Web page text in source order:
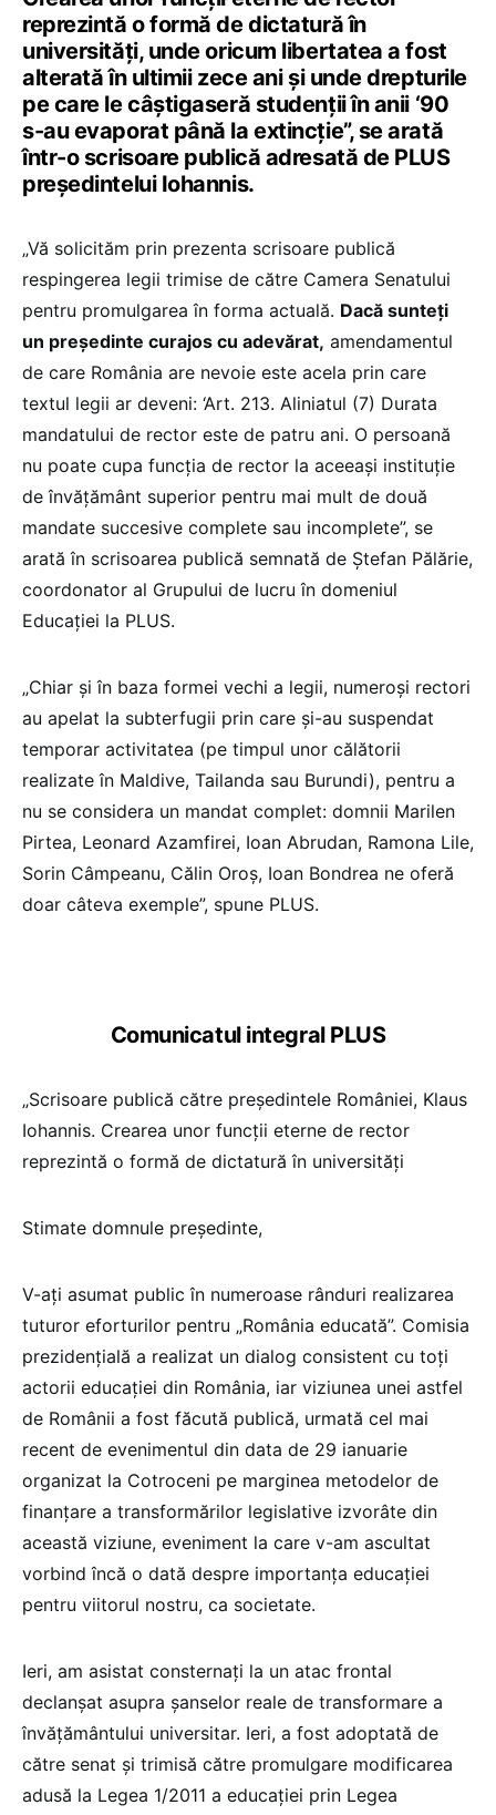
reprezintă o formă de dictatură în
universități, unde oricum libertatea a fost
alterată în ultimii zece ani și unde drepturile
pe care le câștigaseră studenții în anii ‘90
s-au evaporat până la extincție”, se arată
într-o scrisoare publică adresată de PLUS
președintelui Iohannis.
„Vă solicităm prin prezenta scrisoare publică
respingerea legii trimise de către Camera Senatului
pentru promulgarea în forma actuală. Dacă sunteţi
un preşedinte curajos cu adevărat, amendamentul
de care România are nevoie este acela prin care
textul legii ar deveni: ‘Art. 213. Aliniatul (7) Durata
mandatului de rector este de patru ani. O persoană
nu poate cupa funcţia de rector la aceeaşi instituţie
de învăţământ superior pentru mai mult de două
mandate succesive complete sau incomplete”, se
arată în scrisoarea publică semnată de Ștefan Pălărie,
coordonator al Grupului de lucru în domeniul
Educației la PLUS.
„Chiar și în baza formei vechi a legii, numeroși rectori
au apelat la subterfugii prin care și-au suspendat
temporar activitatea (pe timpul unor călătorii
realizate în Maldive, Tailanda sau Burundi), pentru a
nu se considera un mandat complet: domnii Marilen
Pirtea, Leonard Azamfirei, Ioan Abrudan, Ramona Lile,
Sorin Câmpeanu, Călin Oroș, Ioan Bondrea ne oferă
doar câteva exemple”, spune PLUS.
Comunicatul integral PLUS
„Scrisoare publică către președintele României, Klaus
Iohannis. Crearea unor funcții eterne de rector
reprezintă o formă de dictatură în universități
Stimate domnule președinte,
V-ați asumat public în numeroase rânduri realizarea
tuturor eforturilor pentru „România educată”. Comisia
prezidențială a realizat un dialog consistent cu toți
actorii educației din România, iar viziunea unei astfel
de Românii a fost făcută publică, urmată cel mai
recent de evenimentul din data de 29 ianuarie
organizat la Cotroceni pe marginea metodelor de
finanțare a transformărilor legislative izvorâte din
această viziune, eveniment la care v-am ascultat
vorbind încă o dată despre importanța educației
pentru viitorul nostru, ca societate.
Ieri, am asistat consternați la un atac frontal
declanșat asupra șanselor reale de transformare a
învățământului universitar. Ieri, a fost adoptată de
către senat și trimisă către promulgare modificarea
adusă la Legea 1/2011 a educației prin Legea